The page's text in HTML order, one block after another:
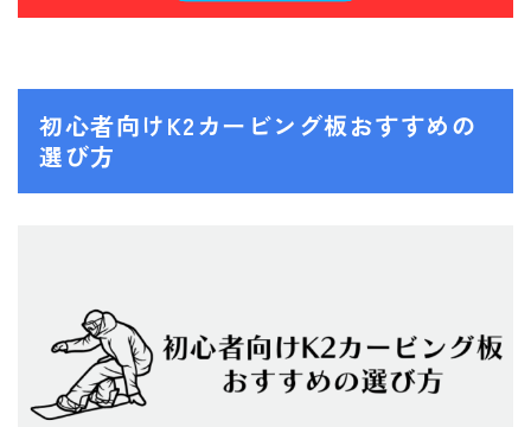
BURTON
DC shoes
HEAD
K2
NIDECKER
初心者向けK2カービング板おすすめの
選び方